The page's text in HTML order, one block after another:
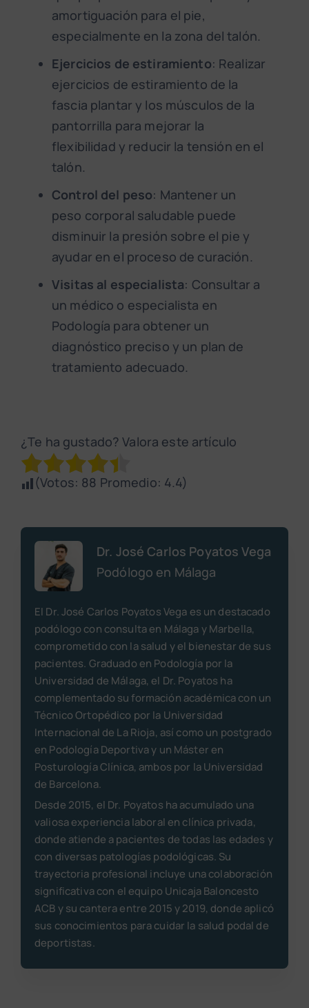
amortiguación para el pie,
especialmente en la zona del talón.
Ejercicios de estiramiento: Realizar
ejercicios de estiramiento de la
fascia plantar y los músculos de la
pantorrilla para mejorar la
flexibilidad y reducir la tensión en el
talón.
Control del peso: Mantener un
peso corporal saludable puede
disminuir la presión sobre el pie y
ayudar en el proceso de curación.
Visitas al especialista: Consultar a
un médico o especialista en
Podología para obtener un
diagnóstico preciso y un plan de
tratamiento adecuado.
¿Te ha gustado? Valora este artículo
(Votos: 88 Promedio: 4.4)
Dr. José Carlos Poyatos Vega
Podólogo en Málaga
El Dr. José Carlos Poyatos Vega es un destacado
podólogo con consulta en Málaga y Marbella,
comprometido con la salud y el bienestar de sus
pacientes. Graduado en Podología por la
Universidad de Málaga, el Dr. Poyatos ha
complementado su formación académica con un
Técnico Ortopédico por la Universidad
Internacional de La Rioja, así como un postgrado
en Podología Deportiva y un Máster en
Posturología Clínica, ambos por la Universidad
de Barcelona.
Desde 2015, el Dr. Poyatos ha acumulado una
valiosa experiencia laboral en clínica privada,
donde atiende a pacientes de todas las edades y
con diversas patologías podológicas. Su
trayectoria profesional incluye una colaboración
significativa con el equipo Unicaja Baloncesto
ACB y su cantera entre 2015 y 2019, donde aplicó
sus conocimientos para cuidar la salud podal de
deportistas.